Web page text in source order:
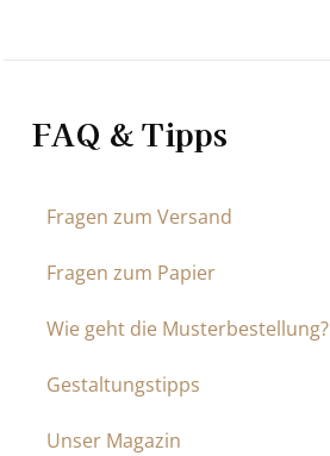
FAQ & Tipps
Fragen zum Versand
Fragen zum Papier
Wie geht die Musterbestellung?
Gestaltungstipps
Unser Magazin